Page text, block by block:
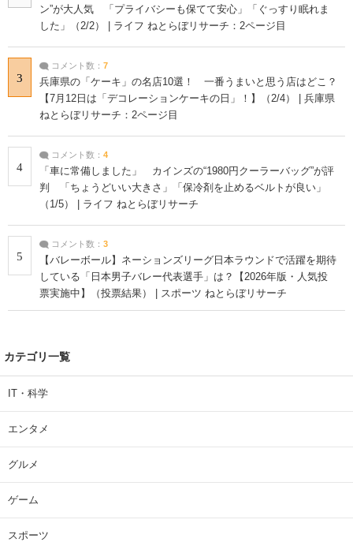
ン”が大人気 「プライバシーも保てて安心」「ぐっすり眠れま
した」（2/2） | ライフ ねとらぼリサーチ：2ページ目
3
コメント数： 7
兵庫県の「ケーキ」の名店10選！ 一番うまいと思う店はどこ？
【7月12日は「デコレーションケーキの日」！】（2/4） | 兵庫県
ねとらぼリサーチ：2ページ目
4
コメント数： 4
「車に常備しました」 カインズの“1980円クーラーバッグ”が評
判 「ちょうどいい大きさ」「保冷剤を止めるベルトが良い」
（1/5） | ライフ ねとらぼリサーチ
5
コメント数： 3
【バレーボール】ネーションズリーグ日本ラウンドで活躍を期待
している「日本男子バレー代表選手」は？【2026年版・人気投
票実施中】（投票結果） | スポーツ ねとらぼリサーチ
カテゴリ一覧
IT・科学
エンタメ
グルメ
ゲーム
スポーツ